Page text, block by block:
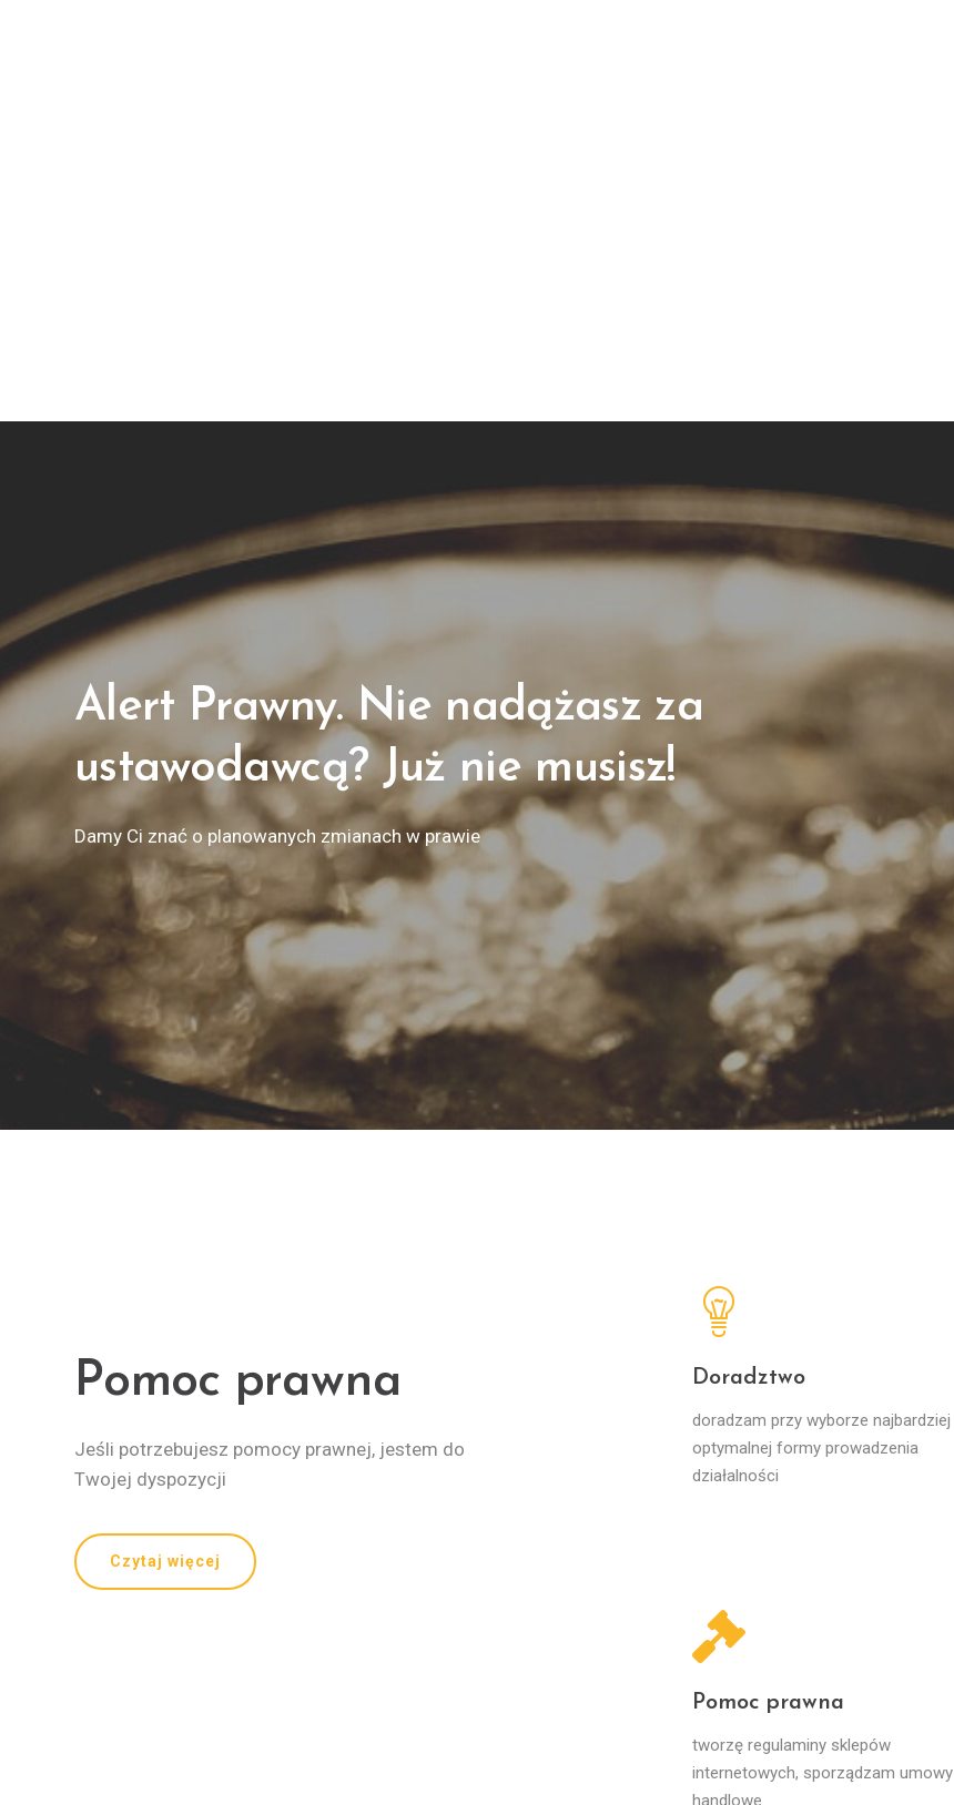
Alert Prawny. Nie nadążasz za
ustawodawcą? Już nie musisz!
Damy Ci znać o planowanych zmianach w prawie
Pomoc prawna
Jeśli po­trze­bu­jesz po­mocy praw­nej, jestem do
Twojej dyspozycji
Czytaj więcej
Doradztwo
doradzam przy wyborze najbardziej
optymalnej formy prowadzenia
działalności
Pomoc prawna
tworzę regulaminy sklepów
internetowych, sporządzam umowy
handlowe